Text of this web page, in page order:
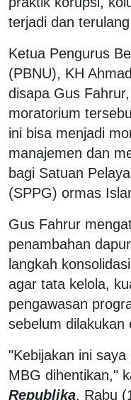
terjadi dan
Ketua Pengurus
(PBNU), KH
disapa Gus
moratorium
ini bisa menjadi
manajemen dan
bagi Satuan
(SPPG) ormas
Gus Fahrur
penambahan
langkah
agar tata kelola,
pengawasan
sebelum dilakukan
"Kebijakan ini
MBG dihentikan,"
Republika, Rabu